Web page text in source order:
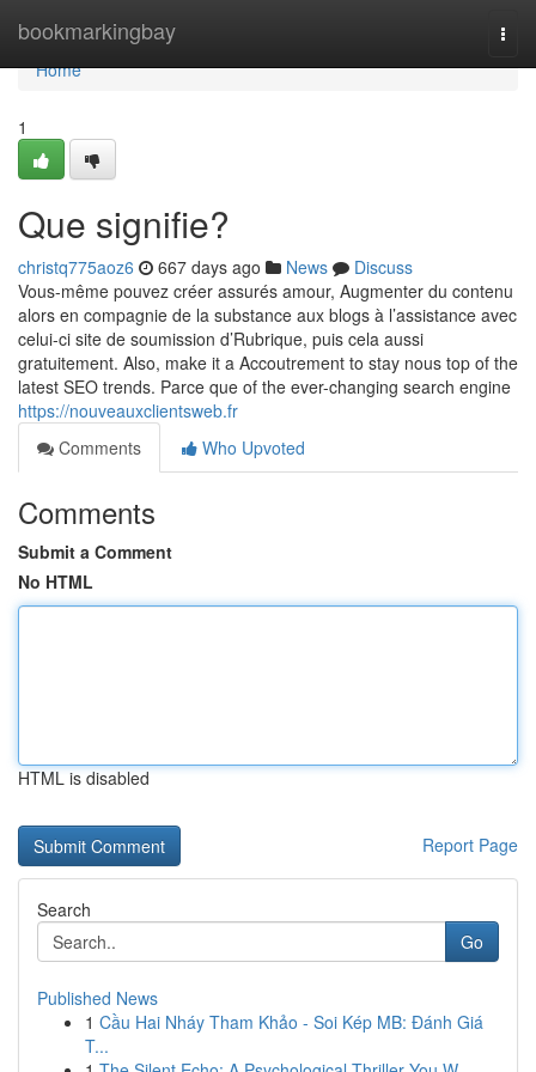
bookmarkingbay
Home
Home
1
Que signifie?
christq775aoz6 667 days ago News
Discuss
Vous-même pouvez créer assurés amour, Augmenter du contenu
alors en compagnie de la substance aux blogs à l’assistance avec
celui-ci site de soumission d’Rubrique, puis cela aussi
gratuitement. Also, make it a Accoutrement to stay nous top of the
latest SEO trends. Parce que of the ever-changing search engine
https://nouveauxclientsweb.fr
Comments
Who Upvoted
Comments
Submit a Comment
No HTML
HTML is disabled
Report Page
Search
Go
Published News
1 Cầu Hai Nháy Tham Khảo - Soi Kép MB: Đánh Giá
T...